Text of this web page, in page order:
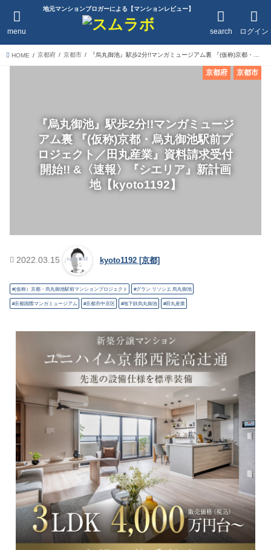
地元マンションブロガーによる【マンションレビュー】
ログイン
search
menu
HOME 京都府 京都市
『烏丸御池』駅歩2分!!マンガミュージ
アム裏 『(仮称)京都・烏丸御池駅前プ
ロジェクト／田丸産業』資料請求受付
開始!! &〈速報〉『シエリア』新計画
地【kyoto1192】
京都市
京都府
2022.03.15 kyoto1192 [京都]
(仮称）京都・烏丸御池駅前マンションプロジェクト グラン リソシエ 烏丸御池
京都国際マンガミュージアム 京都市中京区 地下鉄烏丸御池 田丸産業